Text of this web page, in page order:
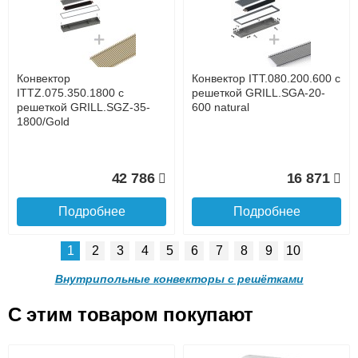
до подъезда
услуга платная
с решеткой GRILL.SGA-20-
1300 natural
30 665
Подробнее
с решеткой GRILL.SGA-20-
1000 natural
24 638
Конвектор ITT.080.200.900 с
решеткой GRILL.SGA-20-
900 natural
Конвектор ITT.080.200.800 с
решеткой GRILL.SGA-20-
800 natural
Конвектор
ITTZ.075.350.1800 с
решеткой GRILL.SGZ-35-
1800/Gold
42 786
Подробнее
Конвектор ITT.080.200.600 с
решеткой GRILL.SGA-20-
600 natural
16 871
Подробнее
1 2 3 4 5 6 7 8 9 10
Внутрипольные конвекторы с решётками
C этим товаром покупают